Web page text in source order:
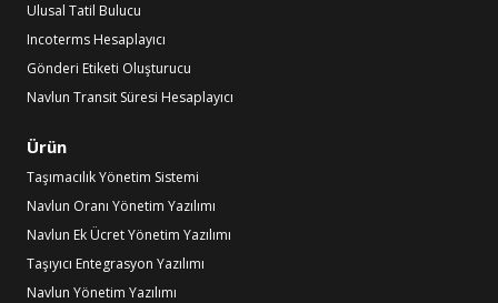
Ulusal Tatil Bulucu
Incoterms Hesaplayıcı
Gönderi Etiketi Oluşturucu
Navlun Transit Süresi Hesaplayıcı
Ürün
Taşımacılık Yönetim Sistemi
Navlun Oranı Yönetim Yazılımı
Navlun Ek Ücret Yönetim Yazılımı
Taşıyıcı Entegrasyon Yazılımı
Navlun Yönetim Yazılımı